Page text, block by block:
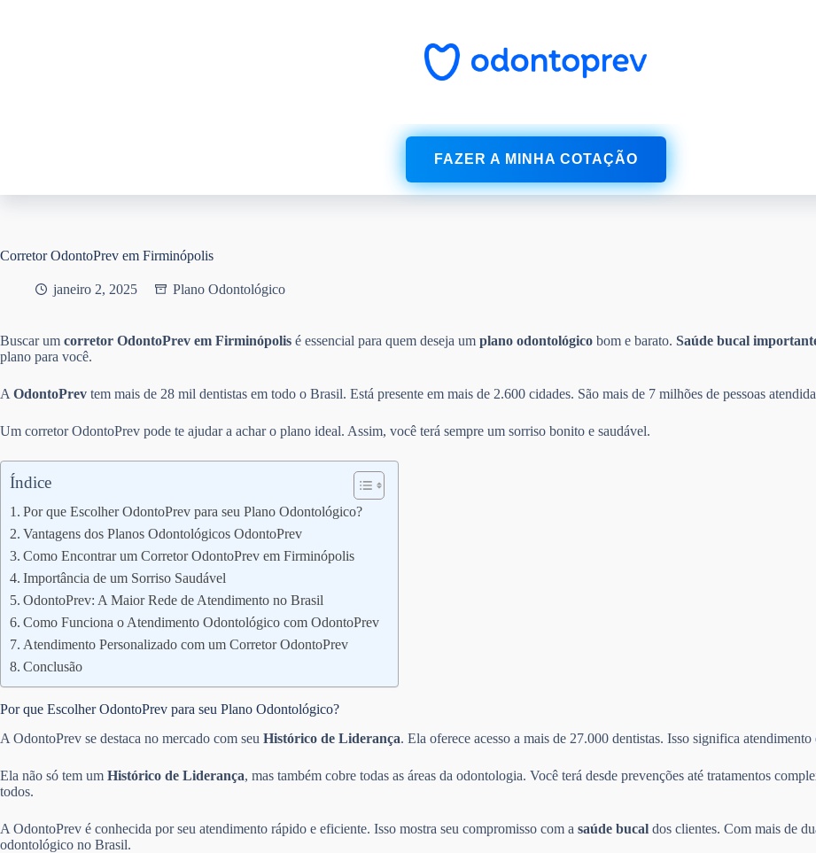
FAZER A MINHA COTAÇÃO
Corretor OdontoPrev em Firminópolis
janeiro 2, 2025 Plano Odontológico
Buscar um corretor OdontoPrev em Firminópolis é essencial para quem deseja um plano odontológico bom e barato. Saúde bucal
plano para você.
A OdontoPrev tem mais de 28 mil dentistas em todo o Brasil. Está presente em mais de 2.600 cidades. São mais de 7 milhões de pessoas
Um corretor OdontoPrev pode te ajudar a achar o plano ideal. Assim, você terá sempre um sorriso bonito e saudável.
Índice
Por que Escolher OdontoPrev para seu Plano Odontológico?
Vantagens dos Planos Odontológicos OdontoPrev
Como Encontrar um Corretor OdontoPrev em Firminópolis
Importância de um Sorriso Saudável
OdontoPrev: A Maior Rede de Atendimento no Brasil
Como Funciona o Atendimento Odontológico com OdontoPrev
Atendimento Personalizado com um Corretor OdontoPrev
Conclusão
Por que Escolher OdontoPrev para seu Plano Odontológico?
A OdontoPrev se destaca no mercado com seu Histórico de Liderança. Ela oferece acesso a mais de 27.000 dentistas. Isso significa
Ela não só tem um Histórico de Liderança, mas também cobre todas as áreas da odontologia. Você terá desde prevenções até tratamentos
todos.
A OdontoPrev é conhecida por seu atendimento rápido e eficiente. Isso mostra seu compromisso com a saúde bucal dos clientes. Com mais de
odontológico no Brasil.